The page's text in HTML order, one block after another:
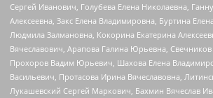
Сергей Иванович, Голубева Елена Николаевна,
Алексеевна, Закс Елена Владимировна, Буртина
Людмила Залмановна, Кокорина Екатерина
Вячеславович, Арапова Галина Юрьевна,
Прохоров Вадим Юрьевич, Шахова Елена
Васильевич, Протасова Ирина Вячеславовна,
Лукашевский Сергей Маркович, Бахмин Вячеслав